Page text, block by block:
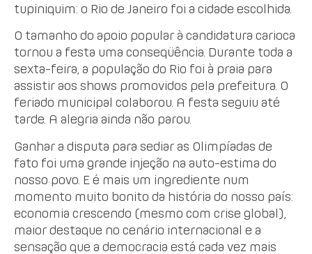
tupiniquim: o Rio de Janeiro foi a cidade escolhida.
O tamanho do apoio popular à candidatura carioca
tornou a festa uma conseqüência. Durante toda a
sexta-feira, a população do Rio foi à praia para
assistir aos shows promovidos pela prefeitura. O
feriado municipal colaborou. A festa seguiu até
tarde. A alegria ainda não parou.
Ganhar a disputa para sediar as Olimpíadas de
fato foi uma grande injeção na auto-estima do
nosso povo. E é mais um ingrediente num
momento muito bonito da história do nosso país:
economia crescendo (mesmo com crise global),
maior destaque no cenário internacional e a
sensação que a democracia está cada vez mais